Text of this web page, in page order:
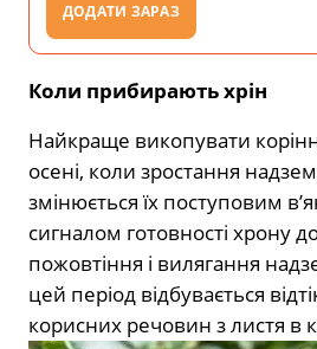
ДОДАТИ ЗАРАЗ
Коли прибирають хрін
Найкраще викопувати
осені, коли зростання
змінюється їх поступовим
сигналом готовності хрону
пожовтіння і вилягання
цей період відбувається
корисних речовин з листя в